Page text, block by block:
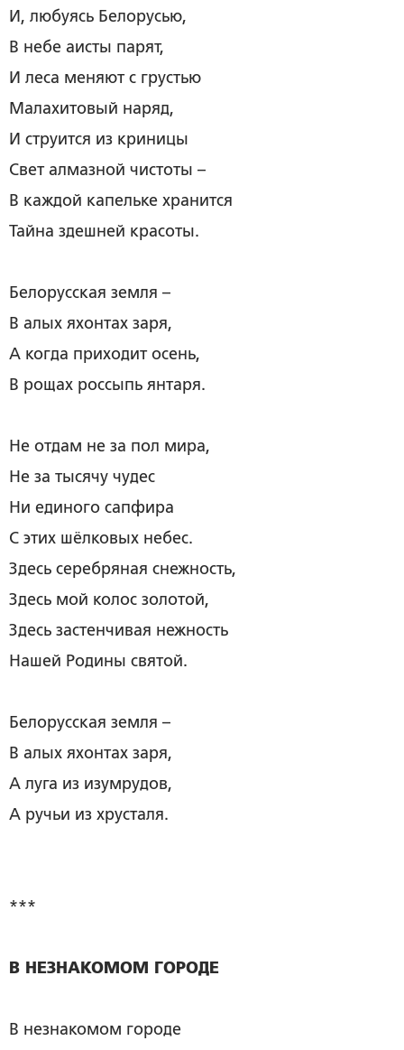
И, любуясь Белорусью,
В небе аисты парят,
И леса меняют с грустью
Малахитовый наряд,
И струится из криницы
Свет алмазной чистоты –
В каждой капельке хранится
Тайна здешней красоты.
Белорусская земля –
В алых яхонтах заря,
А когда приходит осень,
В рощах россыпь янтаря.
Не отдам не за пол мира,
Не за тысячу чудес
Ни единого сапфира
С этих шёлковых небес.
Здесь серебряная снежность,
Здесь мой колос золотой,
Здесь застенчивая нежность
Нашей Родины святой.
Белорусская земля –
В алых яхонтах заря,
А луга из изумрудов,
А ручьи из хрусталя.
***
В НЕЗНАКОМОМ ГОРОДЕ
В незнакомом городе